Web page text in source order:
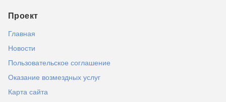
Проект
Главная
Новости
Пользовательское соглашение
Оказание возмездных услуг
Карта сайта